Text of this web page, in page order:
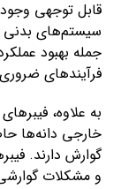
قابل توجهی
سیستم‌های بدنی
جمله بهبود
فرآیندهای
به علاوه،
خارجی دانه‌ها
گوارش دارند.
و مشکلات